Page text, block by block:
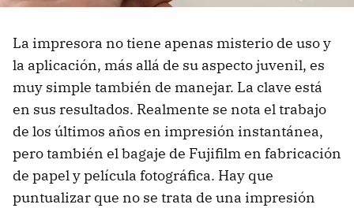
La impresora no tiene apenas misterio de uso y
la aplicación, más allá de su aspecto juvenil, es
muy simple también de manejar. La clave está
en sus resultados. Realmente se nota el trabajo
de los últimos años en impresión instantánea,
pero también el bagaje de Fujifilm en fabricación
de papel y película fotográfica. Hay que
puntualizar que no se trata de una impresión